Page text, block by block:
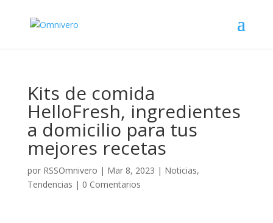
Kits de comida
HelloFresh, ingredientes
a domicilio para tus
mejores recetas
por RSSOmnivero | Mar 8, 2023 | Noticias,
Tendencias | 0 Comentarios